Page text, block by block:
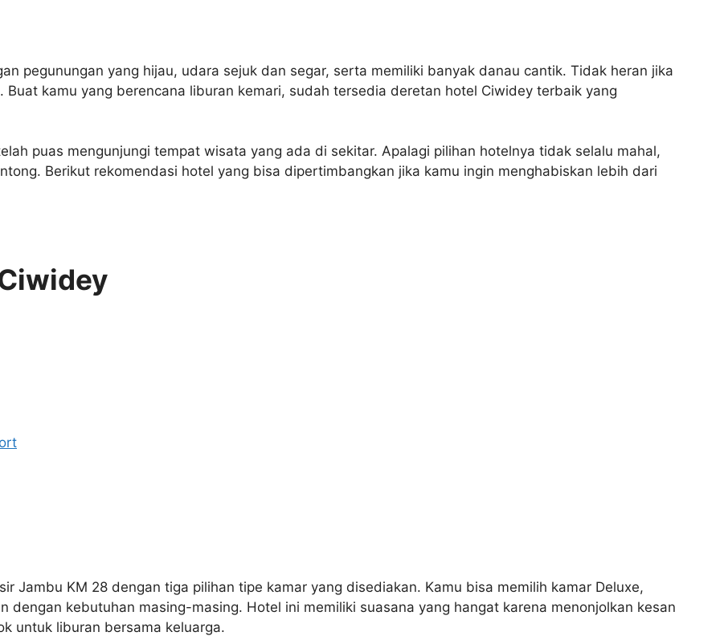
pegunungan yang hijau, udara sejuk dan segar, serta memiliki banyak danau cantik. Tidak heran jika
kamu yang berencana liburan kemari, sudah tersedia deretan hotel Ciwidey terbaik yang
puas mengunjungi tempat wisata yang ada di sekitar. Apalagi pilihan hotelnya tidak selalu mahal,
Berikut rekomendasi hotel yang bisa dipertimbangkan jika kamu ingin menghabiskan lebih dari
Jambu KM 28 dengan tiga pilihan tipe kamar yang disediakan. Kamu bisa memilih kamar Deluxe,
dengan kebutuhan masing-masing. Hotel ini memiliki suasana yang hangat karena menonjolkan kesan
untuk liburan bersama keluarga.